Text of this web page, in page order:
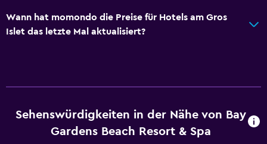
Wann hat momondo die Preise für Hotels am Gros
Islet das letzte Mal aktualisiert?
Sehenswürdigkeiten in der Nähe von Bay
Gardens Beach Resort & Spa